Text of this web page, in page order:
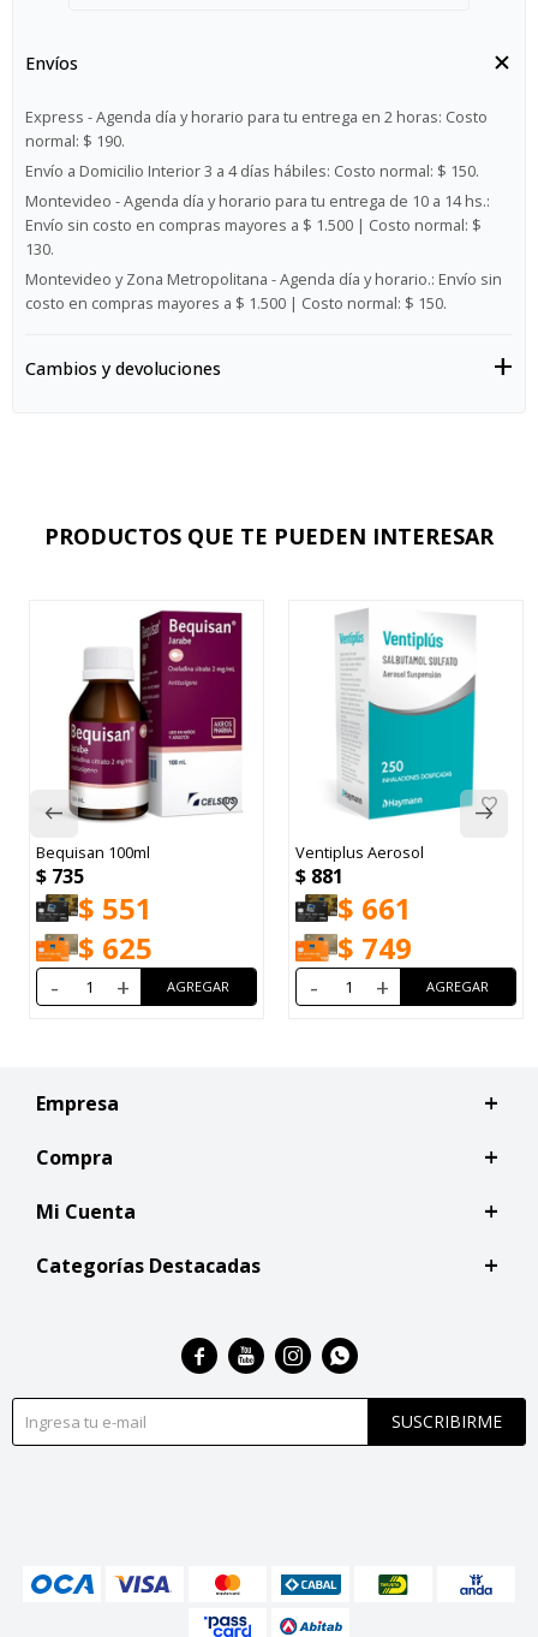
Envíos
Express - Agenda día y horario para tu entrega en 2 horas: Costo
normal: $ 190.
Envío a Domicilio Interior 3 a 4 días hábiles: Costo normal: $ 150.
Montevideo - Agenda día y horario para tu entrega de 10 a 14 hs.:
Envío sin costo en compras mayores a $ 1.500 | Costo normal: $
130.
Montevideo y Zona Metropolitana - Agenda día y horario.: Envío sin
costo en compras mayores a $ 1.500 | Costo normal: $ 150.
Cambios y devoluciones
PRODUCTOS QUE TE PUEDEN INTERESAR
Bequisan 100ml
$ 735
$ 551
$ 625
- +
Ventiplus Aerosol
$ 881
$ 661
$ 749
- +
Empresa
Compra
Mi Cuenta
Categorías Destacadas
SUSCRIBIRME
   